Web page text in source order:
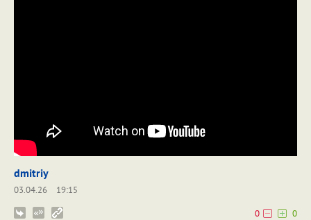
dmitriy
03.04.26
19:15
0
0